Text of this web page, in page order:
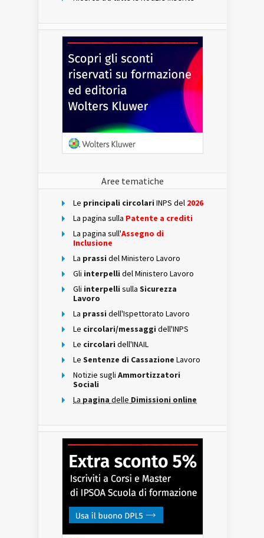
Aree tematiche
Le principali circolari INPS del 2026
La pagina sulla Patente a crediti
La pagina sull'Assegno di
Inclusione
La prassi del Ministero Lavoro
Gli interpelli del Ministero Lavoro
Gli interpelli sulla Sicurezza
Lavoro
La prassi dell'Ispettorato Lavoro
Le circolari/messaggi dell'INPS
Le circolari dell'INAIL
Le Sentenze di Cassazione Lavoro
Notizie sugli Ammortizzatori
Sociali
La pagina delle Dimissioni online